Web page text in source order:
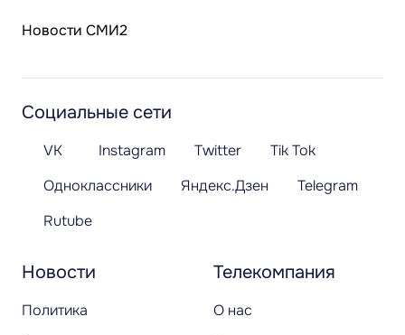
Новости СМИ2
Новости
Политика
Телекомпания
О нас
Социальные сети
VK Instagram Twitter
Tik Tok
Одноклассники
Яндекс.Дзен
Telegram
Rutube